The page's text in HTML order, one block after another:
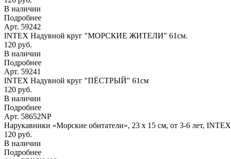
В наличии
Подробнее
Арт. 59242
INTEX Надувной круг "МОРСКИЕ ЖИТЕЛИ" 61см.
120 руб.
В наличии
Подробнее
Арт. 59241
INTEX Надувной круг "ПЁСТРЫЙ" 61см
120 руб.
В наличии
Подробнее
Арт. 58652NP
Нарукавники «Морские обитатели», 23 х 15 см, от 3-6 лет, INTEX
120 руб.
В наличии
Подробнее